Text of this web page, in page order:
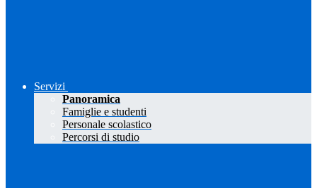
Servizi
Panoramica
Famiglie e studenti
Personale scolastico
Percorsi di studio